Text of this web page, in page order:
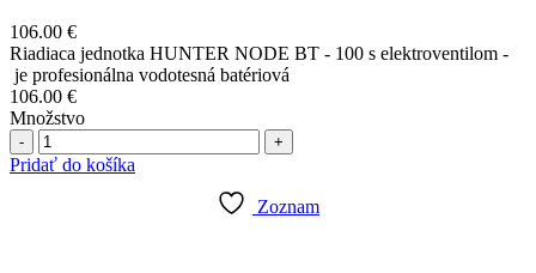
106.00 €
Riadiaca jednotka HUNTER NODE BT - 100 s elektroventilom -
je profesionálna vodotesná batériová
106.00 €
Množstvo
Počet
Pridať do košíka
Zoznam